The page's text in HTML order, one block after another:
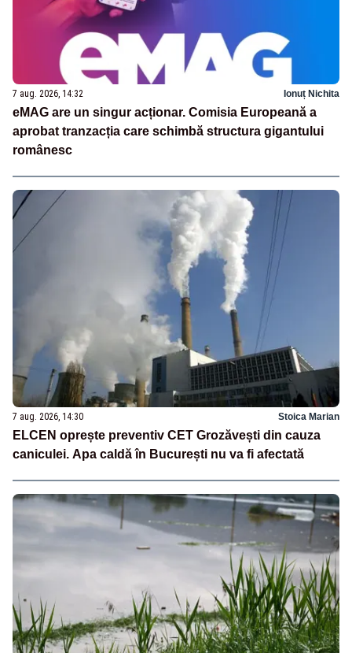
7 aug. 2026, 14:32 Ionuț Nichita
eMAG are un singur acționar. Comisia Europeană a
aprobat tranzacția care schimbă structura gigantului
românesc
7 aug. 2026, 14:30 Stoica Marian
ELCEN oprește preventiv CET Grozăvești din cauza
caniculei. Apa caldă în București nu va fi afectată